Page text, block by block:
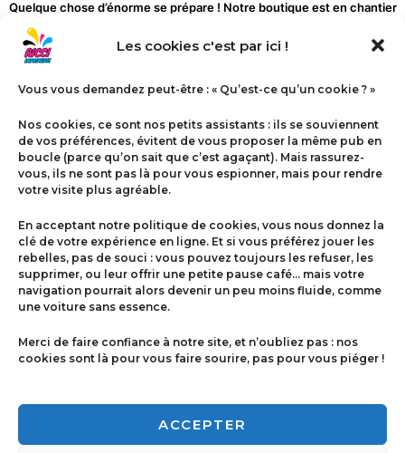
Les cookies c'est par ici !
Vous vous demandez peut-être : « Qu’est-ce qu’un cookie ? »
Nos cookies, ce sont nos petits assistants : ils se souviennent
de vos préférences, évitent de vous proposer la même pub en
boucle (parce qu’on sait que c’est agaçant). Mais rassurez-
vous, ils ne sont pas là pour vous espionner, mais pour rendre
votre visite plus agréable.
En acceptant notre politique de cookies, vous nous donnez la
clé de votre expérience en ligne. Et si vous préférez jouer les
rebelles, pas de souci : vous pouvez toujours les refuser, les
supprimer, ou leur offrir une petite pause café… mais votre
navigation pourrait alors devenir un peu moins fluide, comme
une voiture sans essence.
Merci de faire confiance à notre site, et n’oubliez pas : nos
cookies sont là pour vous faire sourire, pas pour vous piéger !
ACCEPTER
Quelque chose d’énorme se prépare ! Notre boutique est en chantier
Contact
Politique de cookies